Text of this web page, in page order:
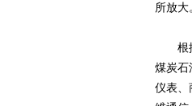
所放大
根据
煤炭石
仪表、